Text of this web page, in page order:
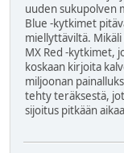
uuden sukupolven
Blue -kytkimet
miellyttäviltä.
MX Red -kytkimet,
koskaan kirjoita
miljoonan
tehty teräksestä,
sijoitus pitkään